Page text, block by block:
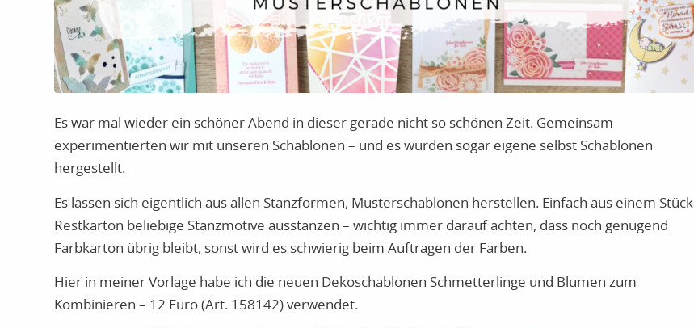
Es war mal wieder ein schöner Abend in dieser gerade nicht so schönen Zeit. Gemeinsam
experimentierten wir mit unseren Schablonen – und es wurden sogar eigene selbst Schablonen
hergestellt.
Es lassen sich eigentlich aus allen Stanzformen, Musterschablonen herstellen. Einfach aus einem Stück
Restkarton beliebige Stanzmotive ausstanzen – wichtig immer darauf achten, dass noch genügend
Farbkarton übrig bleibt, sonst wird es schwierig beim Auftragen der Farben.
Hier in meiner Vorlage habe ich die neuen Dekoschablonen Schmetterlinge und Blumen zum
Kombinieren – 12 Euro (Art. 158142) verwendet.